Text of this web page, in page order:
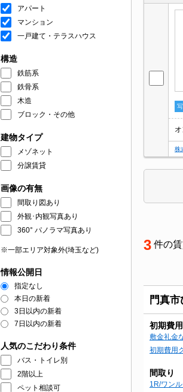
アパート
マンション
一戸建て・テラスハウス
構造
鉄筋系
鉄骨系
木造
ブロック・その他
建物タイプ
メゾネット
分譲賃貸
画像の有無
間取り図あり
外観･内観写真あり
360° パノラマ写真あり
※一部エリア対象外(埼玉など)
情報公開日
指定なし
本日の新着
3日以内の新着
7日以内の新着
人気のこだわり条件
バス・トイレ別
2階以上
ペット相談可
株
3 件の
門真
初期費
敷金礼金
初期費用
間取り
1R/ワン